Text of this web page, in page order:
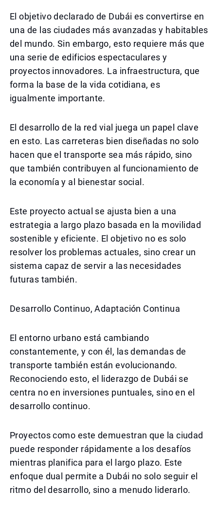
El objetivo declarado de Dubái es convertirse en
una de las ciudades más avanzadas y habitables
del mundo. Sin embargo, esto requiere más que
una serie de edificios espectaculares y
proyectos innovadores. La infraestructura, que
forma la base de la vida cotidiana, es
igualmente importante.
El desarrollo de la red vial juega un papel clave
en esto. Las carreteras bien diseñadas no solo
hacen que el transporte sea más rápido, sino
que también contribuyen al funcionamiento de
la economía y al bienestar social.
Este proyecto actual se ajusta bien a una
estrategia a largo plazo basada en la movilidad
sostenible y eficiente. El objetivo no es solo
resolver los problemas actuales, sino crear un
sistema capaz de servir a las necesidades
futuras también.
Desarrollo Continuo, Adaptación Continua
El entorno urbano está cambiando
constantemente, y con él, las demandas de
transporte también están evolucionando.
Reconociendo esto, el liderazgo de Dubái se
centra no en inversiones puntuales, sino en el
desarrollo continuo.
Proyectos como este demuestran que la ciudad
puede responder rápidamente a los desafíos
mientras planifica para el largo plazo. Este
enfoque dual permite a Dubái no solo seguir el
ritmo del desarrollo, sino a menudo liderarlo.